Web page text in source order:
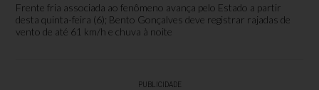
Frente fria associada ao fenômeno avança pelo Estado a partir
desta quinta-feira (6); Bento Gonçalves deve registrar rajadas de
vento de até 61 km/h e chuva à noite
PUBLICIDADE